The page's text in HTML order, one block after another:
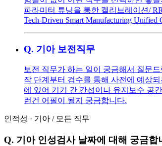
파라미터 튜닝을 통한 캘리브레이션/
Tech-Driven Smart Manufacturing Unified
Q. 기아 보전직무
보전 직무가 하는 일이 궁금해서 질문
작 단계부터 검수를 통해 사전에 예상
에 있어 기기 간 간섭이나 유지보수 공
런건 어필이 될지 궁금합니다.
인적성 · 기아 / 모든 직무
Q. 기아 인성검사 날짜에 대해 궁금합